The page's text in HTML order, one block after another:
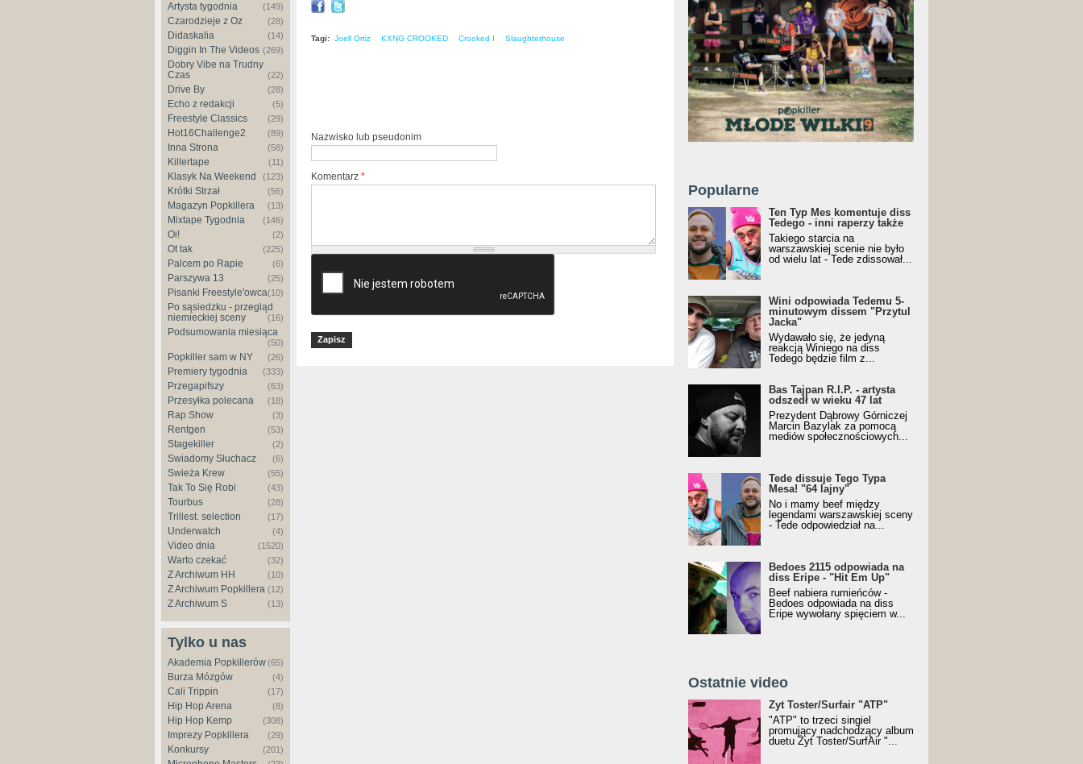
Artysta tygodnia (149)
Czarodzieje z Oz (28)
Didaskalia (14)
Diggin In The Videos (269)
Dobry Vibe na Trudny
Czas
(22)
Drive By (28)
Echo z redakcji (5)
Freestyle Classics (29)
Hot16Challenge2 (89)
Inna Strona (58)
Killertape (11)
Klasyk Na Weekend (123)
Krótki Strzał (56)
Magazyn Popkillera (13)
Mixtape Tygodnia (146)
Oi! (2)
Ot tak (225)
Palcem po Rapie (6)
Parszywa 13 (25)
Pisanki Freestyle'owca(10)
Po sąsiedzku - przegląd
niemieckiej sceny
(16)
Podsumowania miesiąca
(50)
Popkiller sam w NY (26)
Premiery tygodnia (333)
Przegapifszy (63)
Przesyłka polecana (18)
Rap Show (3)
Rentgen (53)
Stagekiller (2)
Świadomy Słuchacz (6)
Świeża Krew (55)
Tak To Się Robi (43)
Tourbus (28)
Trillest. selection (17)
Underwatch (4)
Video dnia (1520)
Warto czekać (32)
Z Archiwum HH (10)
Z Archiwum Popkillera (12)
Z Archiwum S (13)
Tylko u nas
Akademia Popkillerów(65)
Burza Mózgów (4)
Cali Trippin (17)
Hip Hop Arena (8)
Hip Hop Kemp (308)
Imprezy Popkillera (29)
Konkursy (201)
Tagi: Joell Ortiz KXNG CROOKED Crooked I Slaughterhouse
Nazwisko lub pseudonim
Komentarz *
Popularne
Ten Typ Mes komentuje diss
Tedego - inni raperzy także
Takiego starcia na
warszawskiej scenie nie było
od wielu lat - Tede zdissował...
Wini odpowiada Tedemu 5-
minutowym dissem "Przytul
Jacka"
Wydawało się, że jedyną
reakcją Winiego na diss
Tedego będzie film z...
Bas Tajpan R.I.P. - artysta
odszedł w wieku 47 lat
Prezydent Dąbrowy Górniczej
Marcin Bazylak za pomocą
mediów społecznościowych...
Tede dissuje Tego Typa
Mesa! "64 lajny"
No i mamy beef między
legendami warszawskiej sceny
- Tede odpowiedział na...
Bedoes 2115 odpowiada na
diss Eripe - "Hit Em Up"
Beef nabiera rumieńców -
Bedoes odpowiada na diss
Eripe wywołany spięciem w...
Ostatnie video
Żyt Toster/SurfAir - ATP VIDEO
Żyt Toster/Surfair "ATP"
"ATP" to trzeci singiel
promujący nadchodzący album
duetu Żyt Toster/SurfAir "...